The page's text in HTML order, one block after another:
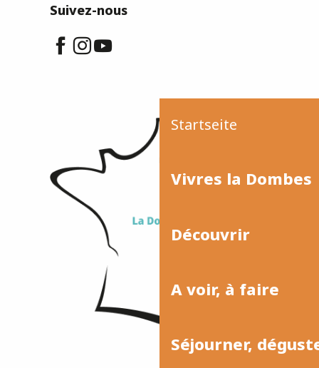
Startseite
Vivres la Dombes
Découvrir
A voir, à faire
Séjourner,
Suivez-nous